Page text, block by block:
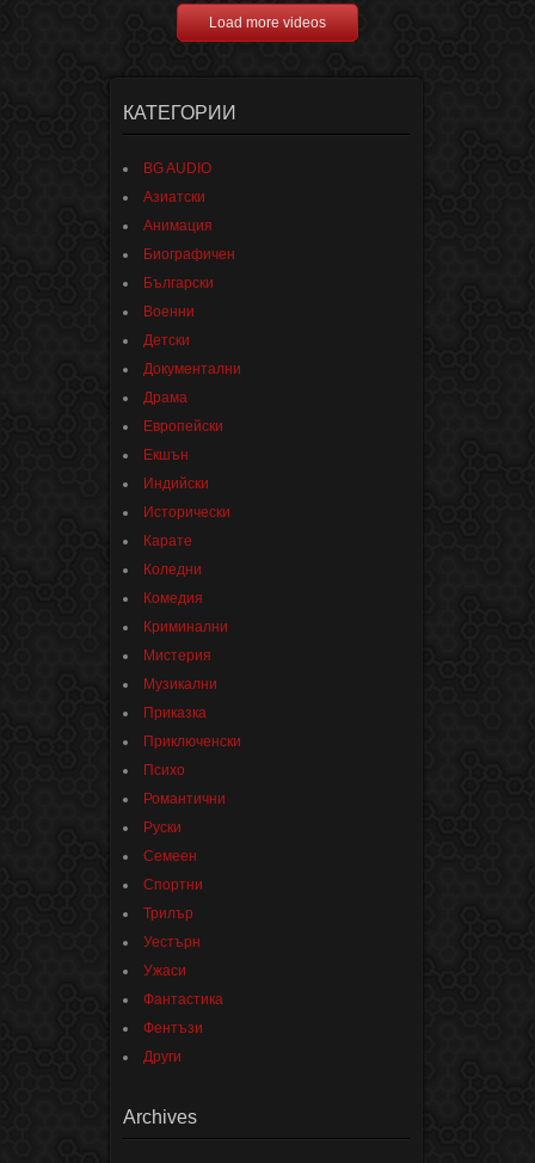
Load more videos
КАТЕГОРИИ
BG AUDIO
Азиатски
Анимация
Биографичен
Български
Военни
Детски
Документални
Драма
Европейски
Екшън
Индийски
Исторически
Карате
Коледни
Комедия
Криминални
Мистерия
Музикални
Приказка
Приключенски
Психо
Романтични
Руски
Семеен
Спортни
Трилър
Уестърн
Ужаси
Фантастика
Фентъзи
Други
Archives